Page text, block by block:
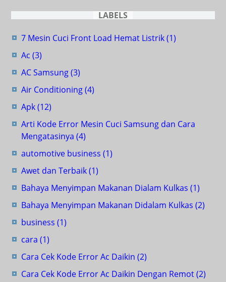
LABELS
7 Mesin Cuci Front Load Hemat Listrik(1)
Ac (3)
AC Samsung(3)
Air Conditioning(4)
Apk(12)
Arti Kode Error Mesin Cuci Samsung dan Cara
Mengatasinya (4)
automotive business (1)
Awet dan Terbaik(1)
Bahaya Menyimpan Makanan Dialam Kulkas (1)
Bahaya Menyimpan Makanan Didalam Kulkas (2)
business (1)
cara (1)
Cara Cek Kode Error Ac Daikin (2)
Cara Cek Kode Error Ac Daikin Dengan Remot(2)